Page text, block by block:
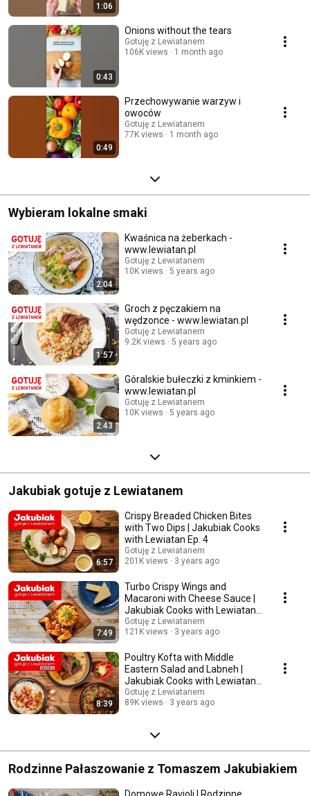
1:06
0:43
Onions without the tears
Gotuję z Lewiatanem
106K views
1 month ago
0:49
Przechowywanie warzyw i
owoców
Gotuję z Lewiatanem
77K views
1 month ago
Wybieram lokalne smaki
2:04
Kwaśnica na żeberkach -
www.lewiatan.pl
Gotuję z Lewiatanem
10K views
5 years ago
1:57
Groch z pęczakiem na
wędzonce - www.lewiatan.pl
Gotuję z Lewiatanem
9.2K views
5 years ago
2:43
Góralskie bułeczki z kminkiem -
www.lewiatan.pl
Gotuję z Lewiatanem
10K views
5 years ago
Jakubiak gotuje z Lewiatanem
6:57
Crispy Breaded Chicken Bites
with Two Dips | Jakubiak Cooks
with Lewiatan Ep. 4
Gotuję z Lewiatanem
201K views
3 years ago
7:49
Turbo Crispy Wings and
Macaroni with Cheese Sauce |
Jakubiak Cooks with Lewiatan
Ep. 14
Gotuję z Lewiatanem
121K views
3 years ago
8:39
Poultry Kofta with Middle
Eastern Salad and Labneh |
Jakubiak Cooks with Lewiatan
Ep. 10
Gotuję z Lewiatanem
89K views
3 years ago
Rodzinne Pałaszowanie z Tomaszem Jakubiakiem
Domowe Ravioli | Rodzinne